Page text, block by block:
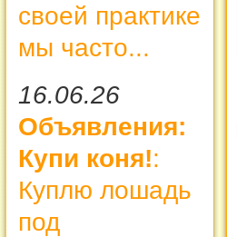
своей практике
мы часто...
16.06.26
Объявления:
Купи коня!:
Куплю лошадь
под